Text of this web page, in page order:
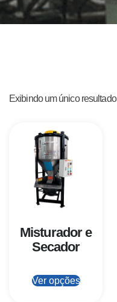
Exibindo um único resultado
Misturador e
Secador
Ver opções